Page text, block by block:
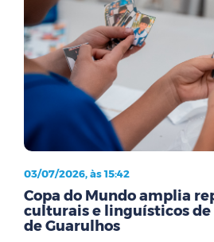
03/07/2026, às 15:42
Copa do Mundo amplia
culturais e linguísticos de
de Guarulhos